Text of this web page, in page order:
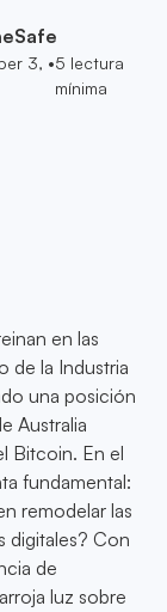
3, •5 lectura
mínima
en las
de la Industria
una posición
Australia
Bitcoin. En el
fundamental:
remodelar las
digitales? Con
de
luz sobre